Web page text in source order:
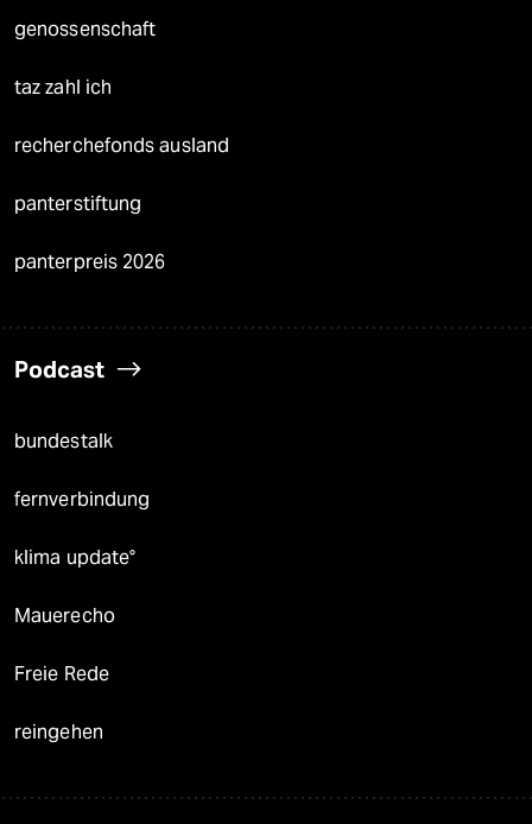
genossenschaft
taz zahl ich
recherchefonds ausland
panterstiftung
panterpreis 2026
Podcast
bundestalk
fernverbindung
klima update°
Mauerecho
Freie Rede
reingehen